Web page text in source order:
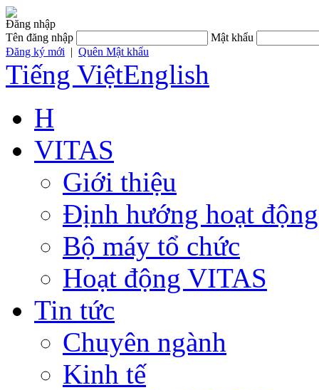
Đăng nhập
Tên đăng nhập
Mật khẩu
Đăng ký mới | Quên Mật khẩu
Tiếng ViệtEnglish
H
VITAS
Giới thiệu
Định hướng hoạt động
Bộ máy tổ chức
Hoạt động VITAS
Tin tức
Chuyên ngành
Kinh tế